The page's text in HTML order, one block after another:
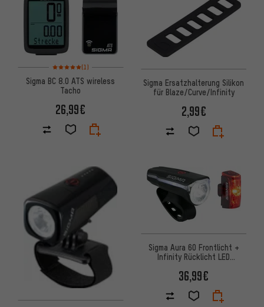
Bewertungen: 5 von 5 basierend auf 1 Bewertungen
(1)
Sigma BC 8.0 ATS wireless
Tacho
26,99€
Sigma Ersatzhalterung Silikon
für Blaze/Curve/Infinity
2,99€
Sigma Aura 60 Frontlicht +
Infinity Rücklicht LED
36,99€